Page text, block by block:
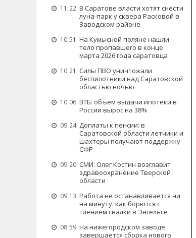
11:22 В Саратове власти хотят снести
луна-парк у сквера Расковой в
Заводском районе
10:51 На Кумысной поляне нашли
тело пропавшего в конце
марта 2026 года саратовца
10:21 Силы ПВО уничтожали
беспилотники над Саратовской
областью ночью
10:06 ВТБ: объем выдачи ипотеки в
России вырос на 38%
09:24 Доплаты к пенсии: в
Саратовской области летчики и
шахтеры получают поддержку
СФР
09:20 СМИ: Олег Костин возглавит
здравоохранение Тверской
области
09:13 Работа не останавливается ни
на минуту: как борются с
тлением свалки в Энгельсе
08:59 На нижегородском заводе
завершается сборка нового